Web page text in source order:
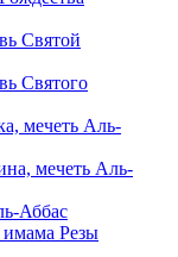
Святой
Святого
мечеть Аль-
мечеть Аль-
Аббас
Резы